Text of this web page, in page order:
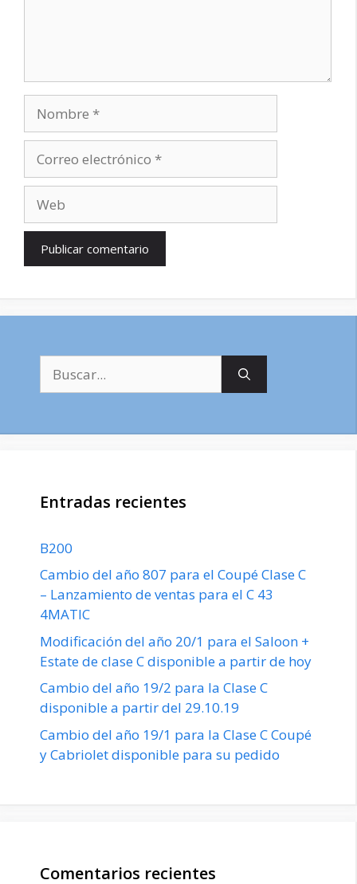
electrónico
Entradas recientes
B200
Cambio del año 807 para el Coupé Clase C
– Lanzamiento de ventas para el C 43
4MATIC
Modificación del año 20/1 para el Saloon +
Estate de clase C disponible a partir de hoy
Cambio del año 19/2 para la Clase C
disponible a partir del 29.10.19
Cambio del año 19/1 para la Clase C Coupé
y Cabriolet disponible para su pedido
Comentarios recientes